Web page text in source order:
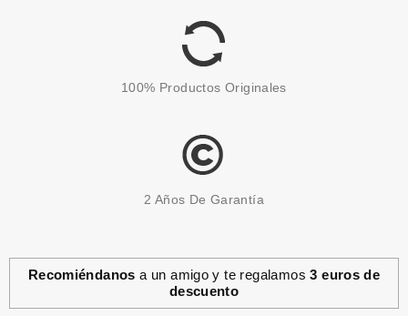
4.40€
CATRICE
100% Productos Originales
2 Años De Garantía
Recomiéndanos a un amigo y te regalamos3 euros de
descuento